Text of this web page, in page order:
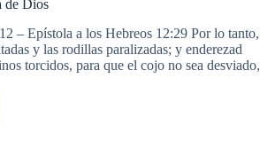
de Dios
– Epístola a los Hebreos 12:29 Por lo tanto,
y las rodillas paralizadas; y enderezad
torcidos, para que el cojo no sea desviado,